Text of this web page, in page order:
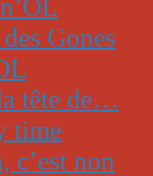
Gones
tête de…
time
c’est non